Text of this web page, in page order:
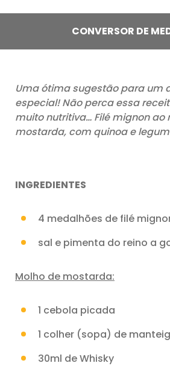
CONVERSOR DE
Uma ótima sugestão para um
especial! Não perca essa
muito nutritiva… Filé mignon ao
mostarda, com quinoa e
INGREDIENTES
4 medalhões de filé
sal e pimenta do reino a
Molho de mostarda:
1 cebola picada
1 colher (sopa) de
30ml de Whisky